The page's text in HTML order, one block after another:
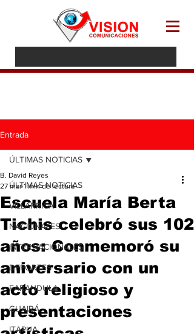
Entrada
ÚLTIMAS NOTICIAS
VILLARRICA
NACIONALES
INTERNACIONALES
DEPORTES
FARANDULA
GUAIRÁ
ITAPUA
ÚLTIMAS NOTICIAS
Escuela María Berta
Tichis celebró sus 102
años: Conmemoró su
aniversario con un
acto religioso y
presentaciones
B. David Reyes
27 mar 1 min de lectura